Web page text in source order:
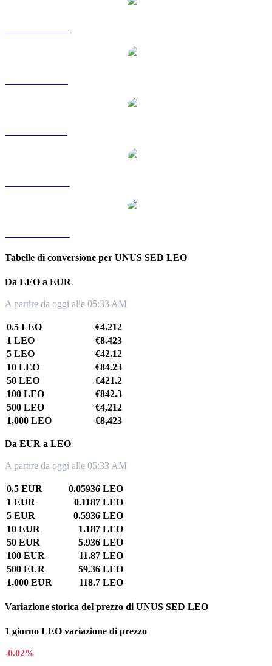
Tabelle di conversione per UNUS SED LEO
Da LEO a EUR
A partire da oggi alle 05:33 AM
0.5 LEO
€4.212
1 LEO
€8.423
5 LEO
€42.12
10 LEO
€84.23
50 LEO
€421.2
100 LEO
€842.3
500 LEO
€4,212
1,000 LEO
€8,423
Da EUR a LEO
A partire da oggi alle 05:33 AM
0.5 EUR
0.05936 LEO
1 EUR
0.1187 LEO
5 EUR
0.5936 LEO
10 EUR
1.187 LEO
50 EUR
5.936 LEO
100 EUR
11.87 LEO
500 EUR
59.36 LEO
1,000 EUR
118.7 LEO
Variazione storica del prezzo di UNUS SED LEO
1 giorno LEO variazione di prezzo
-0.02%